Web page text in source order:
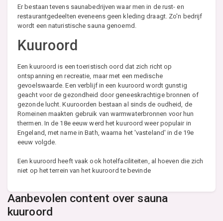
Er bestaan tevens saunabedrijven waar men in de rust- en
restaurantgedeelten eveneens geen kleding draagt. Zo'n bedrijf
wordt een naturistische sauna genoemd.
Kuuroord
Een kuuroord is een toeristisch oord dat zich richt op
ontspanning en recreatie, maar met een medische
gevoelswaarde. Een verblijf in een kuuroord wordt gunstig
geacht voor de gezondheid door geneeskrachtige bronnen of
gezonde lucht. Kuuroorden bestaan al sinds de oudheid, de
Romeinen maakten gebruik van warmwaterbronnen voor hun
thermen. In de 18e eeuw werd het kuuroord weer populair in
Engeland, met name in Bath, waarna het 'vasteland' in de 19e
eeuw volgde.
Een kuuroord heeft vaak ook hotelfaciliteiten, al hoeven die zich
niet op het terrein van het kuuroord te bevinde
Aanbevolen content over sauna
kuuroord